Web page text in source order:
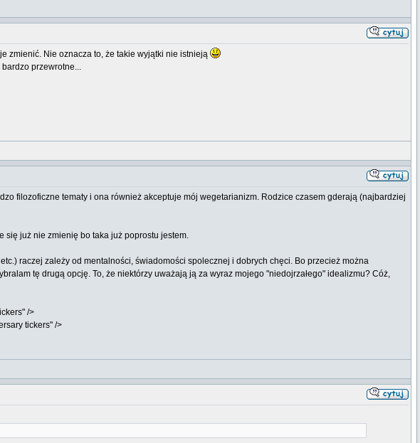
zmienić. Nie oznacza to, że takie wyjątki nie istnieją
przewrotne...
filozoficzne tematy i ona również akceptuje mój wegetarianizm. Rodzice czasem gderają (najbardziej
się już nie zmienię bo taka już poprostu jestem.
raczej zależy od mentalności, świadomości spolecznej i dobrych chęci. Bo przecież można
tę drugą opcję. To, że niektórzy uważają ją za wyraz mojego "niedojrzałego" idealizmu? Cóż,
/>
tickers" />